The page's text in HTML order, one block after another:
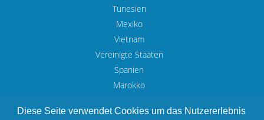
Tunesien
Mexiko
Vietnam
Vereinigte Staaten
Spanien
Marokko
Diese Seite verwendet Cookies um das Nutzererlebnis